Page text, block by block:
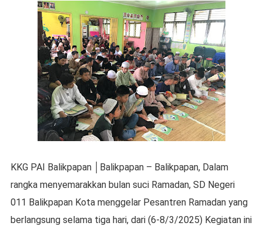
KKG PAI Balikpapan
Balikpapan – Balikpapan, Dalam
rangka menyemarakkan bulan suci Ramadan, SD Negeri
011 Balikpapan Kota menggelar Pesantren Ramadan yang
berlangsung selama tiga hari, dari (6-8/3/2025) Kegiatan ini